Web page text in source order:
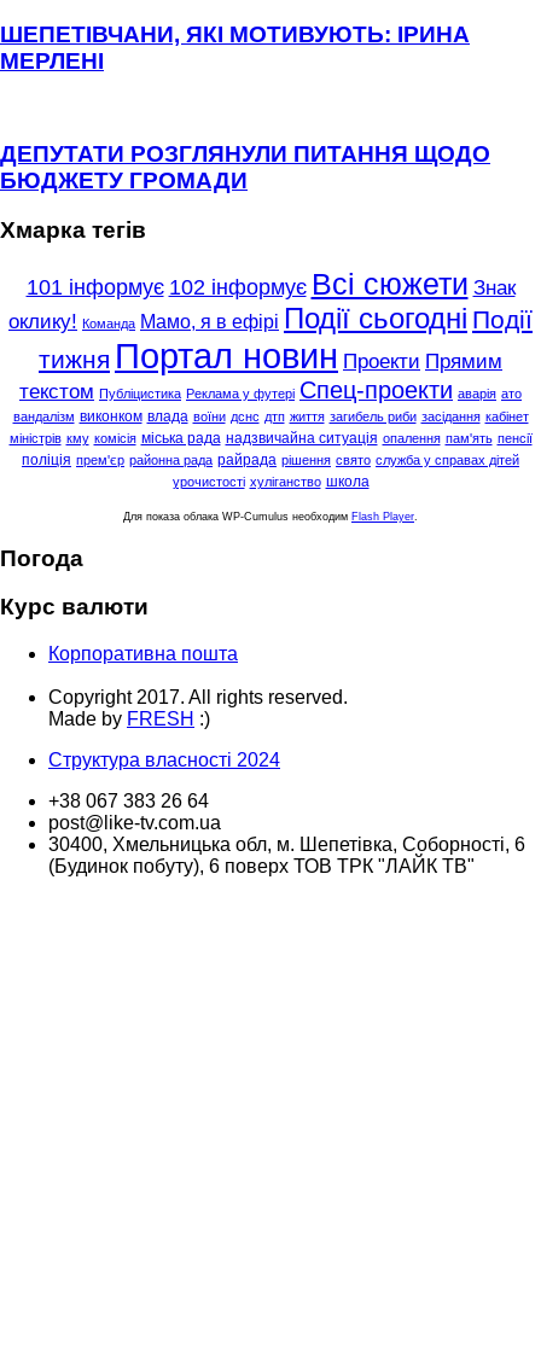
ШЕПЕТІВЧАНИ, ЯКІ МОТИВУЮТЬ: ІРИНА
МЕРЛЕНІ
ДЕПУТАТИ РОЗГЛЯНУЛИ ПИТАННЯ ЩОДО
БЮДЖЕТУ ГРОМАДИ
Хмарка тегів
101 інформує 102 інформує Всі сюжети Знак
оклику! Команда Мамо, я в ефірі Події сьогодні Події
тижня Портал новин Проекти Прямим
текстом Публіцистика Реклама у футері Спец-проекти аварія ато
вандалізм виконком влада воїни дснс дтп життя загибель риби засідання кабінет
міністрів кму комісія міська рада надзвичайна ситуація опалення пам'ять пенсії
поліція прем'єр районна рада райрада рішення свято служба у справах дітей
урочистості хуліганство школа
Для показа облака WP-Cumulus необходим Flash Player
Погода
Курс валюти
Корпоративна пошта
Copyright 2017. All rights reserved.
Made by FRESH :)
Структура власності 2024
+38 067 383 26 64
post@like-tv.com.ua
30400, Хмельницька обл, м. Шепетівка, Соборності, 6
(Будинок побуту), 6 поверх ТОВ ТРК "ЛАЙК ТВ"